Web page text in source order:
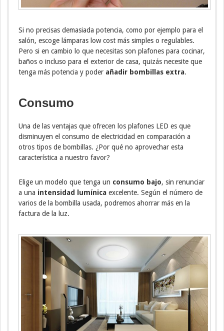
Si no precisas demasiada potencia, como por ejemplo para el
salón, escoge lámparas low cost más simples o regulables.
Pero si en cambio lo que necesitas son plafones para cocinar,
baños o incluso para el exterior de casa, quizás necesite que
tenga más potencia y poder añadir bombillas extra.
Consumo
Una de las ventajas que ofrecen los plafones LED es que
disminuyen el consumo de electricidad en comparación a
otros tipos de bombillas. ¿Por qué no aprovechar esta
característica a nuestro favor?
Elige un modelo que tenga un consumo bajo, sin renunciar
a una intensidad lumínica excelente. Según el número de
varios de la bombilla usada, podremos ahorrar más en la
factura de la luz.